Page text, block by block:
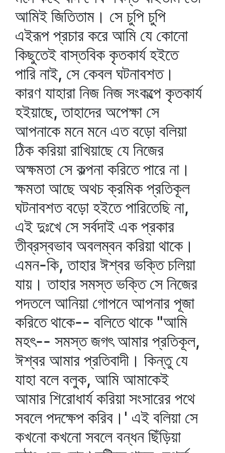
আমিই জিতিতাম। সে চুপি চুপি
এইরূপ প্রচার করে আমি যে কোনো
কিছুতেই বাস্তবিক কৃতকার্য হইতে
পারি নাই, সে কেবল ঘটনাবশত।
কারণ যাহারা নিজ নিজ সংকল্পে কৃতকার্য
হইয়াছে, তাহাদের অপেক্ষা সে
আপনাকে মনে মনে এত বড়ো বলিয়া
ঠিক করিয়া রাখিয়াছে যে নিজের
অক্ষমতা সে কল্পনা করিতে পারে না।
ক্ষমতা আছে অথচ ক্রমিক প্রতিকূল
ঘটনাবশত বড়ো হইতে পারিতেছি না,
এই দুঃখে সে সর্বদাই এক প্রকার
তীব্রস্বভাব অবলম্বন করিয়া থাকে।
এমন-কি, তাহার ঈশ্বর ভক্তি চলিয়া
যায়। তাহার সমস্ত ভক্তি সে নিজের
পদতলে আনিয়া গোপনে আপনার পূজা
করিতে থাকে-- বলিতে থাকে "আমি
মহৎ-- সমস্ত জগৎ আমার প্রতিকূল,
ঈশ্বর আমার প্রতিবাদী। কিন্তু যে
যাহা বলে বলুক, আমি আমাকেই
আমার শিরোধার্য করিয়া সংসারের পথে
সবলে পদক্ষেপ করিব।' এই বলিয়া সে
কখনো কখনো সবলে বন্ধন ছিঁড়িয়া